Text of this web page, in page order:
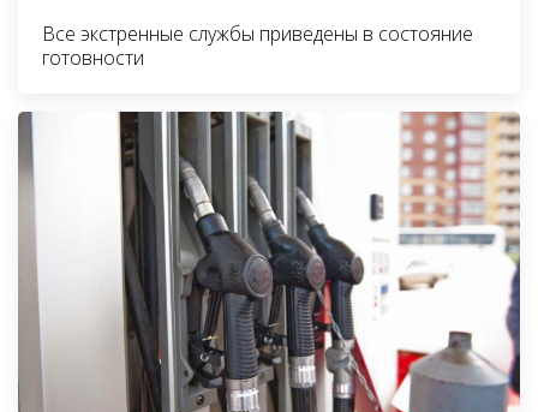
Все экстренные службы приведены в состояние
готовности